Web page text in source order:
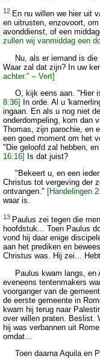
12 En nu willen we hier uit
en uitrusten, enzovoort,
avonddienst, of een
zullen wij vanmiddag een
Nu, als er iemand is die
Waar zal dat zijn? In uw
achter." – Vert]
O, kijk eens aan. "Hier
8:36]
In orde. Al u
ingaan. En als u nog niet
onderdompeling, kom dan
Thomas, zijn parochie, en
een goed moment om het
"Die geloofd zal hebben,
16:16]
Is dat juist?
"Bekeert u, en een ieder
Christus tot vergeving der
ontvangen." [Handelingen
waar is.
13 Paulus zei tegen die
hoofdstuk... Toen Paulus
vond hij daar enige
aan het prediken en
Christus was. Hij zei...
Paulus kwam langs, en
eveneens tentenmakers
voorganger van de
de eerste gemeente in
kwam hij terug naar
over willen praten. Beslist.
hij was verbannen uit
omdat...
Toen daarna Aquila en